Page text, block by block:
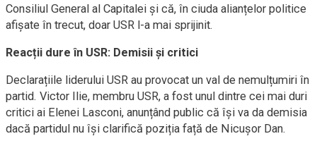
Consiliul General al Capitalei și că, în ciuda alianțelor politice
afișate în trecut, doar USR l-a mai sprijinit.
Reacții dure în USR: Demisii și critici
Declarațiile liderului USR au provocat un val de nemulțumiri în
partid. Victor Ilie, membru USR, a fost unul dintre cei mai duri
critici ai Elenei Lasconi, anunțând public că își va da demisia
dacă partidul nu își clarifică poziția față de Nicușor Dan.